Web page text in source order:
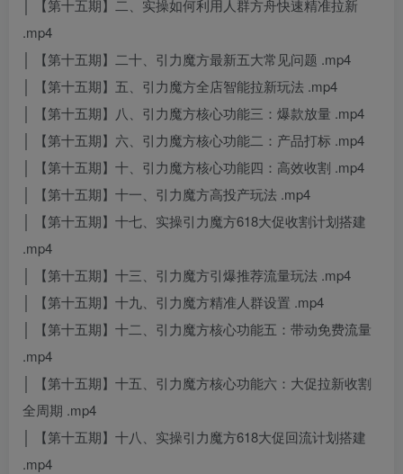
│ 【第十五期】二、实操如何利用人群方舟快速精准拉新
.mp4
│ 【第十五期】二十、引力魔方最新五大常见问题 .mp4
│ 【第十五期】五、引力魔方全店智能拉新玩法 .mp4
│ 【第十五期】八、引力魔方核心功能三：爆款放量 .mp4
│ 【第十五期】六、引力魔方核心功能二：产品打标 .mp4
│ 【第十五期】十、引力魔方核心功能四：高效收割 .mp4
│ 【第十五期】十一、引力魔方高投产玩法 .mp4
│ 【第十五期】十七、实操引力魔方618大促收割计划搭建
.mp4
│ 【第十五期】十三、引力魔方引爆推荐流量玩法 .mp4
│ 【第十五期】十九、引力魔方精准人群设置 .mp4
│ 【第十五期】十二、引力魔方核心功能五：带动免费流量
.mp4
│ 【第十五期】十五、引力魔方核心功能六：大促拉新收割
全周期 .mp4
│ 【第十五期】十八、实操引力魔方618大促回流计划搭建
.mp4